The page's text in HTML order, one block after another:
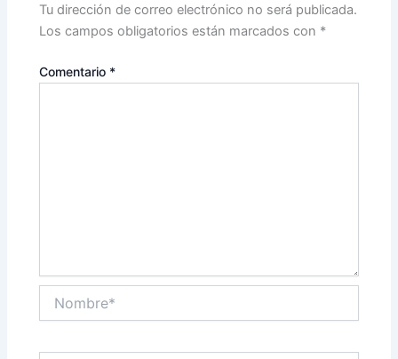
Tu dirección de correo electrónico no será publicada.
Los campos obligatorios están marcados con *
Comentario *